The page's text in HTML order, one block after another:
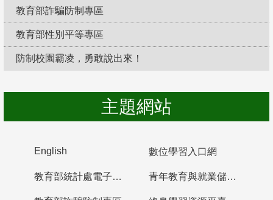
教育部詐騙防制專區
教育部性別平等專區
防制校園霸凌，勇敢說出來！
主題網站
English 數位學習入口網
教育部統計處電子書櫃 青年教育與就業儲蓄帳戶